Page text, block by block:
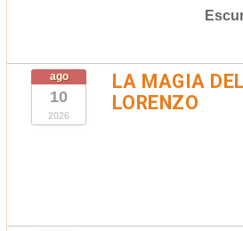
ago
10
2026
LA MAGIA
LORENZO